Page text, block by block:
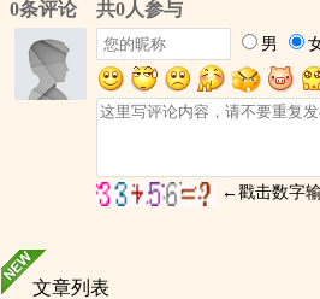
文章列表